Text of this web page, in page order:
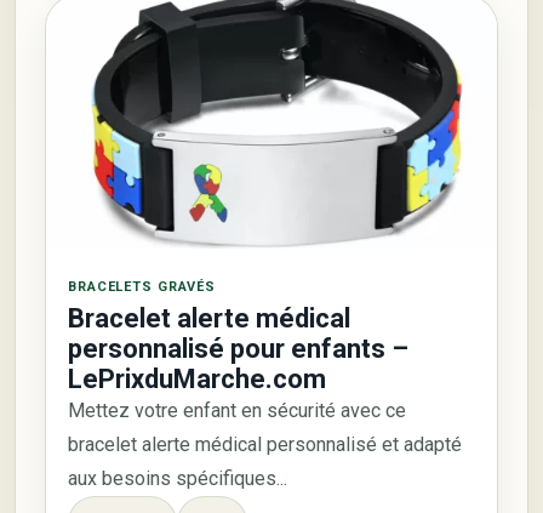
BRACELETS GRAVÉS
Bracelet alerte médical
personnalisé pour enfants –
LePrixduMarche.com
Mettez votre enfant en sécurité avec ce
bracelet alerte médical personnalisé et adapté
aux besoins spécifiques...